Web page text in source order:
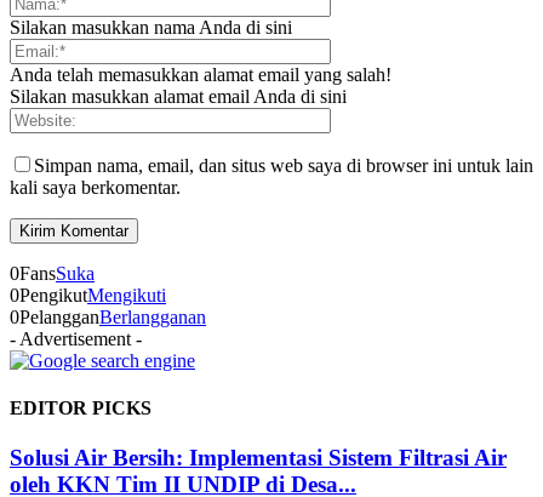
Silakan masukkan nama Anda di sini
Anda telah memasukkan alamat email yang salah!
Silakan masukkan alamat email Anda di sini
Simpan nama, email, dan situs web saya di browser ini untuk lain
kali saya berkomentar.
0FansSuka
0PengikutMengikuti
0PelangganBerlangganan
- Advertisement -
EDITOR PICKS
Solusi Air Bersih: Implementasi Sistem Filtrasi Air
oleh KKN Tim II UNDIP di Desa...